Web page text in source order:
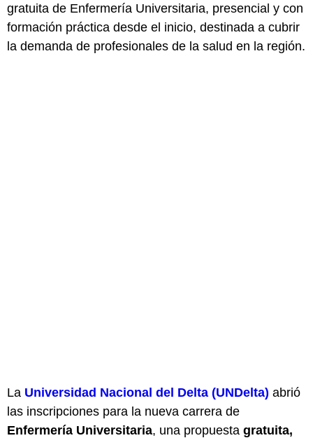
gratuita de Enfermería Universitaria, presencial y con
formación práctica desde el inicio, destinada a cubrir
la demanda de profesionales de la salud en la región.
La Universidad Nacional del Delta (UNDelta) abrió
las inscripciones para la nueva carrera de
Enfermería Universitaria, una propuesta gratuita,